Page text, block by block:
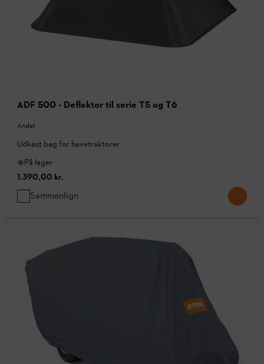
ADF 500 - Deflektor til serie T5 og T6
Andet
Udkast bag for havetraktorer
På lager
1.390,00 kr.
Sammenlign